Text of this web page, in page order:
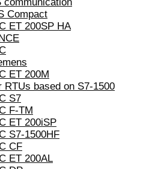
Compact
ET 200SP HA
ET 200M
RTUs based on S7-1500
S7
F-TM
ET 200iSP
S7-1500HF
CF
ET 200AL